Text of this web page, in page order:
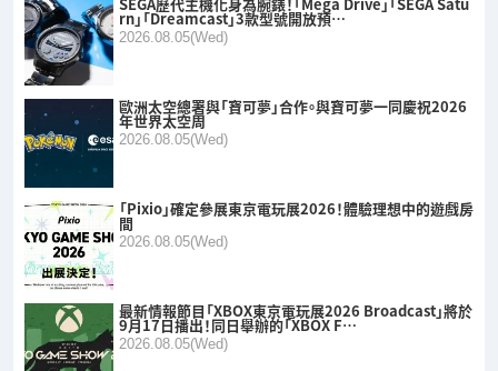
rn」「Dreamcast」3款型號開放預…
2026.08.05(Wed)
歐洲太空總署與「寶可夢」合作。與寶可夢一同慶祝2026
年世界太空周
2026.08.05(Wed)
「Pixio」確定參展東京電玩展2026！體驗理想中的遊戲房
間
2026.08.05(Wed)
最新情報節目「XBOX東京電玩展2026 Broadcast」將於
9月17日播出！同日舉辦的「XBOX F…
2026.08.05(Wed)